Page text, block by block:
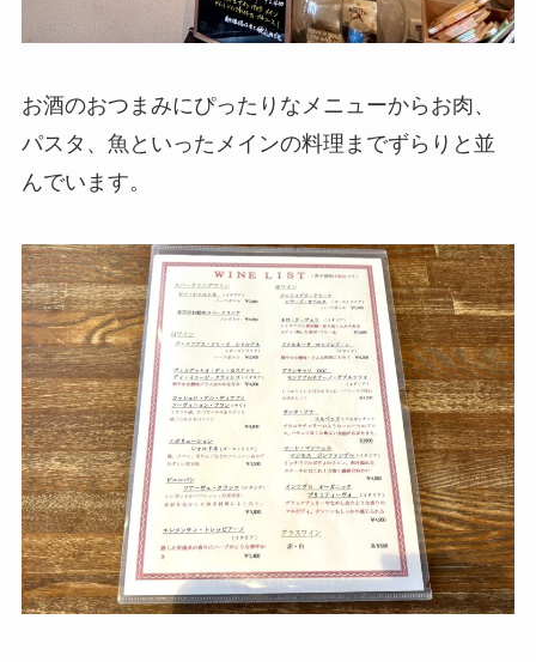
お酒のおつまみにぴったりなメニューからお肉、
パスタ、魚といったメインの料理までずらりと並
んでいます。